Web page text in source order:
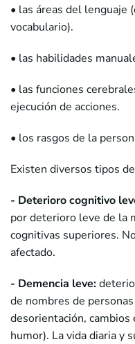
• las áreas del lenguaje
vocabulario).
• las habilidades
• las funciones
ejecución de acciones.
• los rasgos de la
Existen diversos tipos
- Deterioro cognitivo
por deterioro leve de la
cognitivas superiores.
afectado.
- Demencia leve:
de nombres de
desorientación,
humor). La vida diaria y